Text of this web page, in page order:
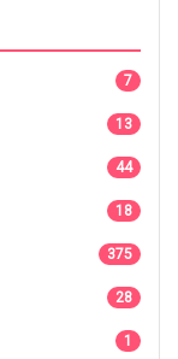
7
13
44
18
375
28
1